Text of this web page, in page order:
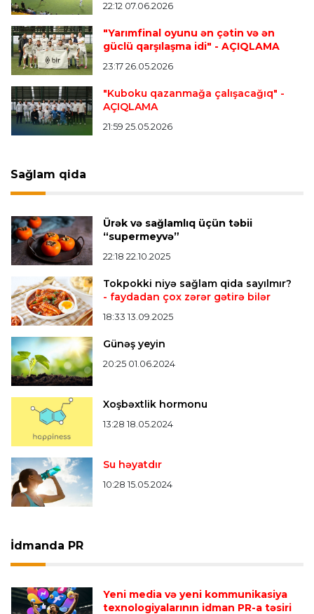
etməkdir”
Offside 15:14 08.08.2026
Lionel Messinin atası vəfat etdi
Offside 14:47 08.08.2026
“Vilyarreal” Bakıda istedadlı futbolçuları seçəcək
növbəti qələbəsini qazandı
Bütün xəbərlər >>>
22:12 07.06.2026
"Yarımfinal oyunu ən çətin və ən
güclü qarşılaşma idi" - AÇIQLAMA
23:17 26.05.2026
"Kuboku qazanmağa çalışacağıq" -
AÇIQLAMA
21:59 25.05.2026
Sağlam qida
Ürək və sağlamlıq üçün təbii
“supermeyvə”
22:18 22.10.2025
Tokpokki niyə sağlam qida sayılmır?
- faydadan çox zərər gətirə bilər
18:33 13.09.2025
Günəş yeyin
20:25 01.06.2024
Xoşbəxtlik hormonu
13:28 18.05.2024
Su həyatdır
10:28 15.05.2024
İdmanda PR
Yeni media və yeni kommunikasiya
texnologiyalarının idman PR-a təsiri